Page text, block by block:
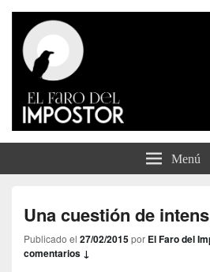
El Faro del Impostor
Menú
Una cuestión de
Publicado el 27/02/2015por El Faro del
comentarios ↓